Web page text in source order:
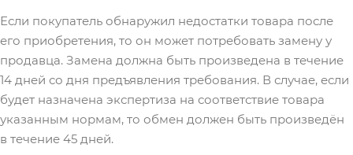
Если покупатель обнаружил недостатки товара после
его приобретения, то он может потребовать замену у
продавца. Замена должна быть произведена в течение
14 дней со дня предъявления требования. В случае, если
будет назначена экспертиза на соответствие товара
указанным нормам, то обмен должен быть произведён
в течение 45 дней.